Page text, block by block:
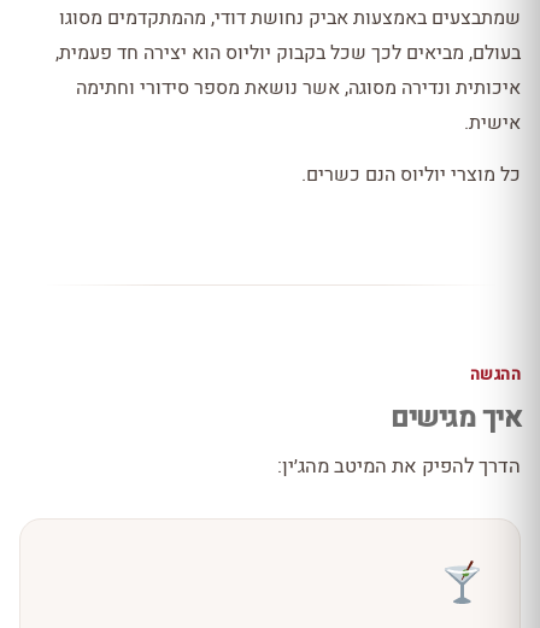
שמתבצעים באמצעות אביק נחושת דודי, מהמתקדמים מסוגו
בעולם, מביאים לכך שכל בקבוק יוליוס הוא יצירה חד פעמית,
איכותית ונדירה מסוגה, אשר נושאת מספר סידורי וחתימה
אישית.
כל מוצרי יוליוס הנם כשרים.
ההגשה
איך מגישים
הדרך להפיק את המיטב מהג׳ין: